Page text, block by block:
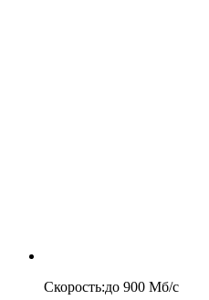
Скорость:до 900 Мб/c